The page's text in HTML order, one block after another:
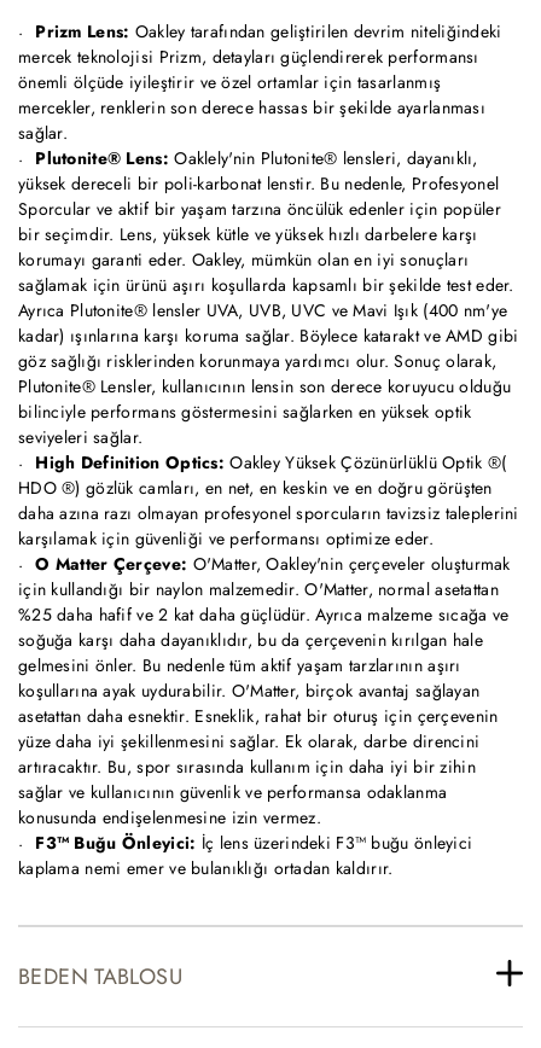
Prizm Lens: Oakley tarafından geliştirilen devrim niteliğindeki
mercek teknolojisi Prizm, detayları güçlendirerek performansı
önemli ölçüde iyileştirir ve özel ortamlar için tasarlanmış
mercekler, renklerin son derece hassas bir şekilde ayarlanması
sağlar.
Plutonite® Lens: Oaklely'nin Plutonite® lensleri, dayanıklı,
yüksek dereceli bir poli-karbonat lenstir. Bu nedenle, Profesyonel
Sporcular ve aktif bir yaşam tarzına öncülük edenler için popüler
bir seçimdir. Lens, yüksek kütle ve yüksek hızlı darbelere karşı
korumayı garanti eder. Oakley, mümkün olan en iyi sonuçları
sağlamak için ürünü aşırı koşullarda kapsamlı bir şekilde test eder.
Ayrıca Plutonite® lensler UVA, UVB, UVC ve Mavi Işık (400 nm'ye
kadar) ışınlarına karşı koruma sağlar. Böylece katarakt ve AMD gibi
göz sağlığı risklerinden korunmaya yardımcı olur. Sonuç olarak,
Plutonite® Lensler, kullanıcının lensin son derece koruyucu olduğu
bilinciyle performans göstermesini sağlarken en yüksek optik
seviyeleri sağlar.
High Definition Optics: Oakley Yüksek Çözünürlüklü Optik ®(
HDO ®) gözlük camları, en net, en keskin ve en doğru görüşten
daha azına razı olmayan profesyonel sporcuların tavizsiz taleplerini
karşılamak için güvenliği ve performansı optimize eder.
O Matter Çerçeve: O'Matter, Oakley'nin çerçeveler oluşturmak
için kullandığı bir naylon malzemedir. O'Matter, normal asetattan
%25 daha hafif ve 2 kat daha güçlüdür. Ayrıca malzeme sıcağa ve
soğuğa karşı daha dayanıklıdır, bu da çerçevenin kırılgan hale
gelmesini önler. Bu nedenle tüm aktif yaşam tarzlarının aşırı
koşullarına ayak uydurabilir. O'Matter, birçok avantaj sağlayan
asetattan daha esnektir. Esneklik, rahat bir oturuş için çerçevenin
yüze daha iyi şekillenmesini sağlar. Ek olarak, darbe direncini
artıracaktır. Bu, spor sırasında kullanım için daha iyi bir zihin
sağlar ve kullanıcının güvenlik ve performansa odaklanma
konusunda endişelenmesine izin vermez.
F3™ Buğu Önleyici: İç lens üzerindeki F3™ buğu önleyici
kaplama nemi emer ve bulanıklığı ortadan kaldırır.
BEDEN TABLOSU